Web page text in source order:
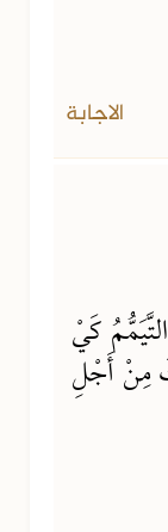
الاجابة
كَيْ
مِنْ أَجْلِ